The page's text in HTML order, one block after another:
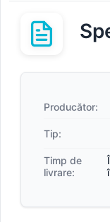
Producător:
Tip:
Timp de
livrare: